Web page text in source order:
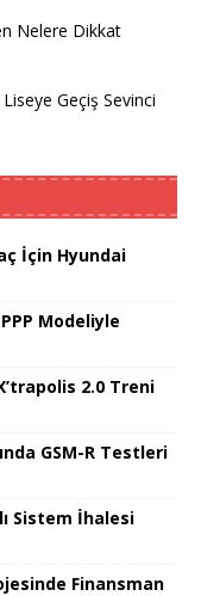
Nelere Dikkat
Geçiş Sevinci
İçin Hyundai
Modeliyle
2.0 Treni
GSM-R Testleri
Sistem İhalesi
Finansman